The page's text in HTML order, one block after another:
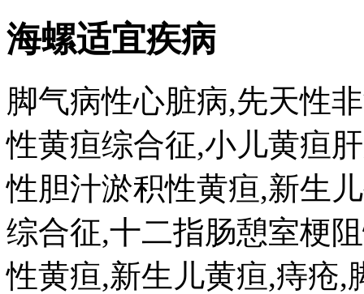
海螺适宜疾病
脚气病性心脏病,先天性
性黄疸综合征,小儿黄疸
性胆汁淤积性黄疸,新生
综合征,十二指肠憩室梗
性黄疸,新生儿黄疸,痔疮,